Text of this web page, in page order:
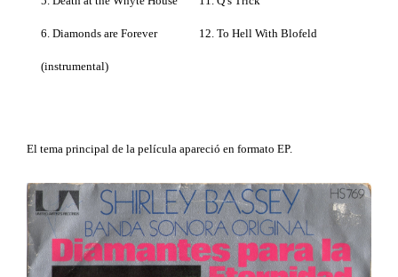
6. Diamonds are Forever
(instrumental)
12. To Hell With Blofeld
El tema principal de la película apareció en formato EP.